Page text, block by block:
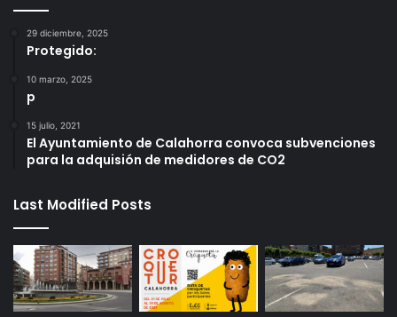
29 diciembre, 2025
Protegido:
10 marzo, 2025
p
15 julio, 2021
El Ayuntamiento de Calahorra convoca subvenciones
para la adquisión de medidores de CO2
Last Modified Posts